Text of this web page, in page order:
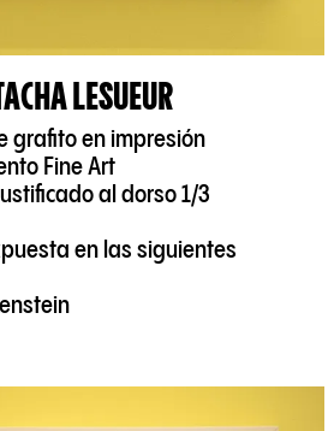
LESUEUR
grafito en impresión
Fine Art
al dorso 1/3
en las siguientes